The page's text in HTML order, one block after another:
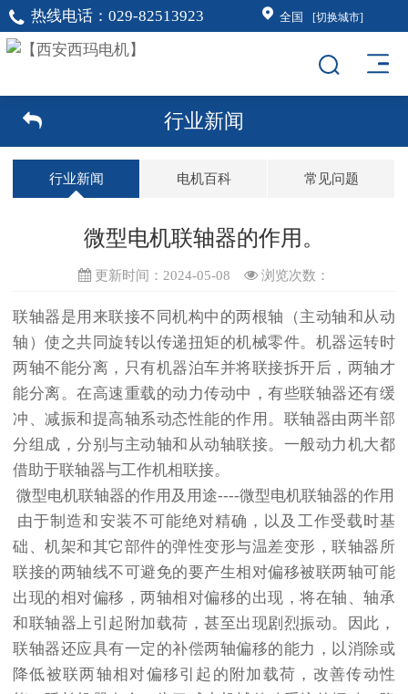
热线电话： 029-82513923 全国 [切换城市]
行业新闻
行业新闻 电机百科 常见问题
微型电机联轴器的作用。
更新时间：2024-05-08 浏览次数：
联轴器是用来联接不同机构中的两根轴（主动轴和从动
轴）使之共同旋转以传递扭矩的机械零件。机器运转时
两轴不能分离，只有机器泊车并将联接拆开后，两轴才
能分离。在高速重载的动力传动中，有些联轴器还有缓
冲、减振和提高轴系动态性能的作用。联轴器由两半部
分组成，分别与主动轴和从动轴联接。一般动力机大都
借助于联轴器与工作机相联接。
微型电机联轴器的作用及用途----微型电机联轴器的作用
由于制造和安装不可能绝对精确，以及工作受载时基
础、机架和其它部件的弹性变形与温差变形，联轴器所
联接的两轴线不可避免的要产生相对偏移被联两轴可能
出现的相对偏移，两轴相对偏移的出现，将在轴、轴承
和联轴器上引起附加载荷，甚至出现剧烈振动。因此，
联轴器还应具有一定的补偿两轴偏移的能力，以消除或
降低被联两轴相对偏移引起的附加载荷，改善传动性